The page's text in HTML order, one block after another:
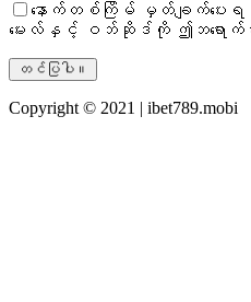
နောက်တစ်ကြိမ် မှတ်ချက်ပ
မေးလ်နှင့် ဝဘ်ဆိုဒ်ကို ဤဘရောက်
Copyright © 2021 | ibet789.mobi